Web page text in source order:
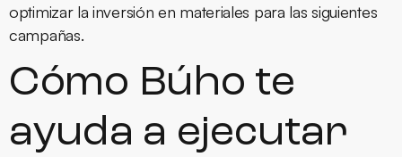
optimizar la inversión en materiales para las siguientes
campañas.
Cómo Búho te
ayuda a ejecutar